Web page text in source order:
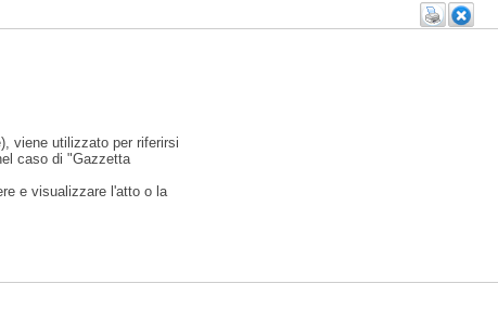
viene utilizzato per riferirsi
caso di "Gazzetta
e visualizzare l'atto o la